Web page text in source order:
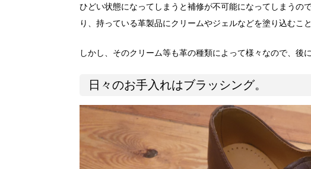
ひどい状態になってしまうと補修が不可能になってしまうの
り、持っている革製品にクリームやジェルなどを塗り込むこ
しかし、そのクリーム等も革の種類によって様々なので、後
日々のお手入れはブラッシング。